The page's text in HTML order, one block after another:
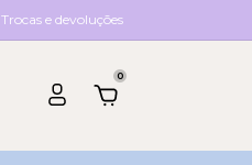
Trocas e devoluções
0